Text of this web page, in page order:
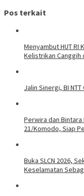
Pos terkait
Menyambut HUT RI
Kelistrikan Canggih
Jalin Sinergi, BI
Perwira dan
21/Komodo, Siap
Buka SLCN 2026,
Keselamatan